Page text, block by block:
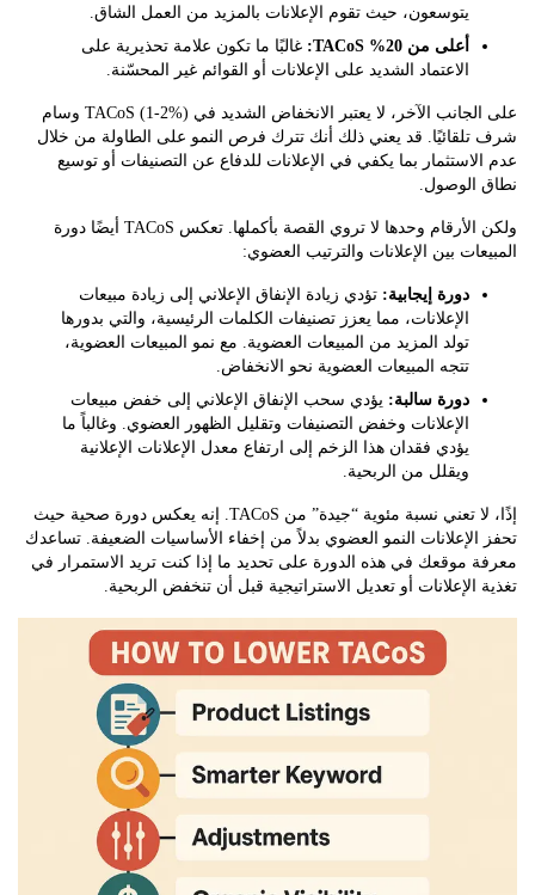
يتوسعون، حيث تقوم الإعلانات بالمزيد من العمل الشاق.
أعلى من 20% TACoS:
غالبًا ما تكون علامة تحذيرية على
الاعتماد الشديد على الإعلانات أو القوائم غير المحسّنة.
على الجانب الآخر، لا يعتبر الانخفاض الشديد في TACoS (1-2%) وسام
قد يعني ذلك أنك تترك فرص النمو على الطاولة من خلال
بما يكفي في الإعلانات للدفاع عن التصنيفات أو توسيع
ولكن الأرقام وحدها لا تروي القصة بأكملها. تعكس TACoS أيضًا دورة
بين الإعلانات والترتيب العضوي:
دورة إيجابية: تؤدي زيادة الإنفاق الإعلاني إلى زيادة مبيعات
الإعلانات، مما يعزز تصنيفات الكلمات الرئيسية، والتي بدورها
تولد المزيد من المبيعات العضوية. مع نمو المبيعات العضوية،
تتجه المبيعات العضوية نحو الانخفاض.
دورة سالبة:يؤدي سحب الإنفاق الإعلاني إلى خفض مبيعات
الإعلانات وخفض التصنيفات وتقليل الظهور العضوي. وغالباً ما
يؤدي فقدان هذا الزخم إلى ارتفاع معدل الإعلانات الإعلانية
ويقلل من الربحية.
إذًا، لا تعني نسبة مئوية “جيدة” من TACoS. إنه يعكس دورة صحية حيث
النمو العضوي بدلاً من إخفاء الأساسيات الضعيفة. تساعدك
موقعك في هذه الدورة على تحديد ما إذا كنت تريد الاستمرار في
أو تعديل الاستراتيجية قبل أن تنخفض الربحية.